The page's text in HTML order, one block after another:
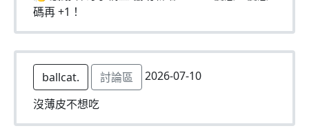
碼再 +1！
ballcat. 討論區
2026-07-10
沒薄皮不想吃